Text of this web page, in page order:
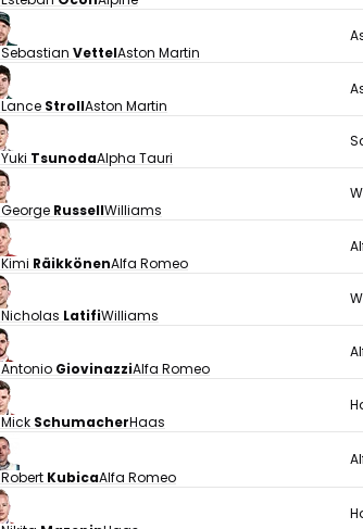
Sebastian VettelAston Martin
Lance StrollAston Martin
Yuki TsunodaAlpha Tauri
George RussellWilliams
Kimi RäikkönenAlfa Romeo
Nicholas LatifiWilliams
Antonio GiovinazziAlfa Romeo
Mick SchumacherHaas
Robert KubicaAlfa Romeo